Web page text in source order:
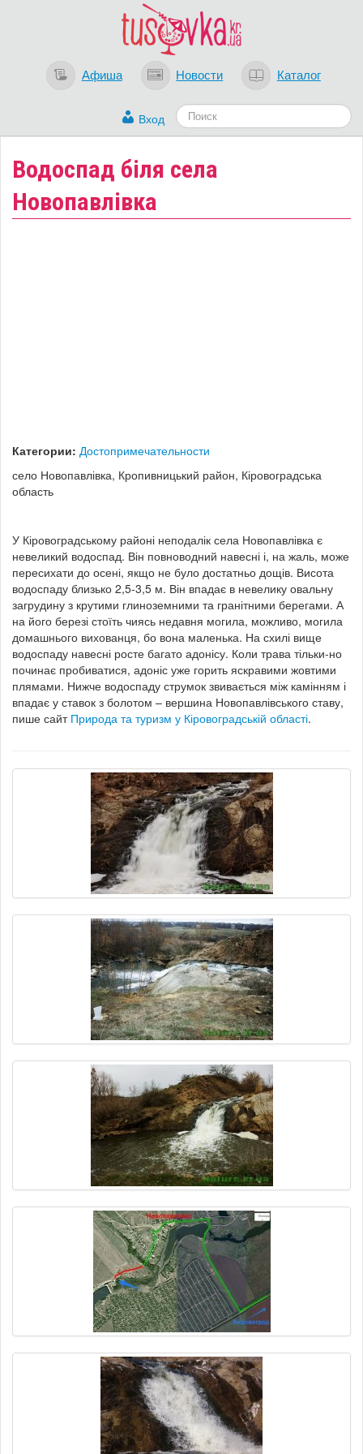
Афиша Новости Каталог
Вход
Водоспад біля села
Новопавлівка
Категории: Достопримечательности
село Новопавлівка, Кропивницький район, Кіровоградська
область
У Кіровоградському районі неподалік села Новопавлівка є
невеликий водоспад. Він повноводний навесні і, на жаль, може
пересихати до осені, якщо не було достатньо дощів. Висота
водоспаду близько 2,5-3,5 м. Він впадає в невелику овальну
загрудину з крутими глиноземними та гранітними берегами. А
на його березі стоїть чиясь недавня могила, можливо, могила
домашнього вихованця, бо вона маленька. На схилі вище
водоспаду навесні росте багато адонісу. Коли трава тільки-но
починає пробиватися, адоніс уже горить яскравими жовтими
плямами. Нижче водоспаду струмок звивається між камінням і
впадає у ставок з болотом – вершина Новопавлівського ставу,
пише сайт Природа та туризм у Кіровоградській області.